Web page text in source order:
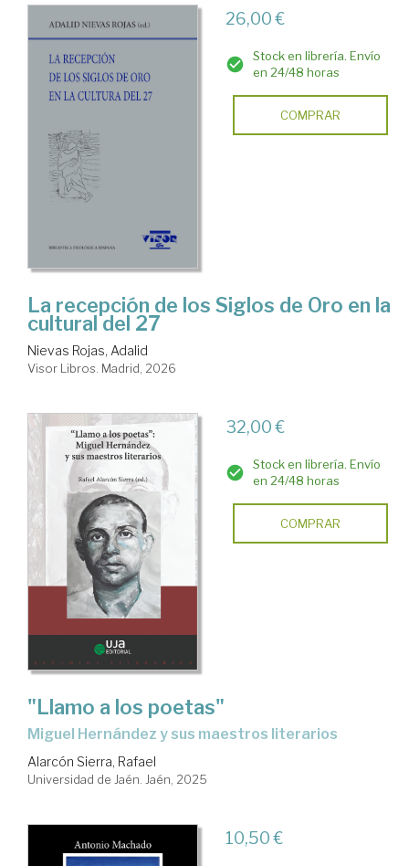
Española
>
La
Generación
del
27
26,00 €
Stock en librería. Envío
en 24/48 horas
COMPRAR
La recepción de los Siglos de Oro en la
cultural del 27
Nievas Rojas, Adalid
Visor Libros. Madrid, 2026
32,00 €
Stock en librería. Envío
en 24/48 horas
COMPRAR
"Llamo a los poetas"
Miguel Hernández y sus maestros literarios
Alarcón Sierra, Rafael
Universidad de Jaén. Jaén, 2025
10,50 €